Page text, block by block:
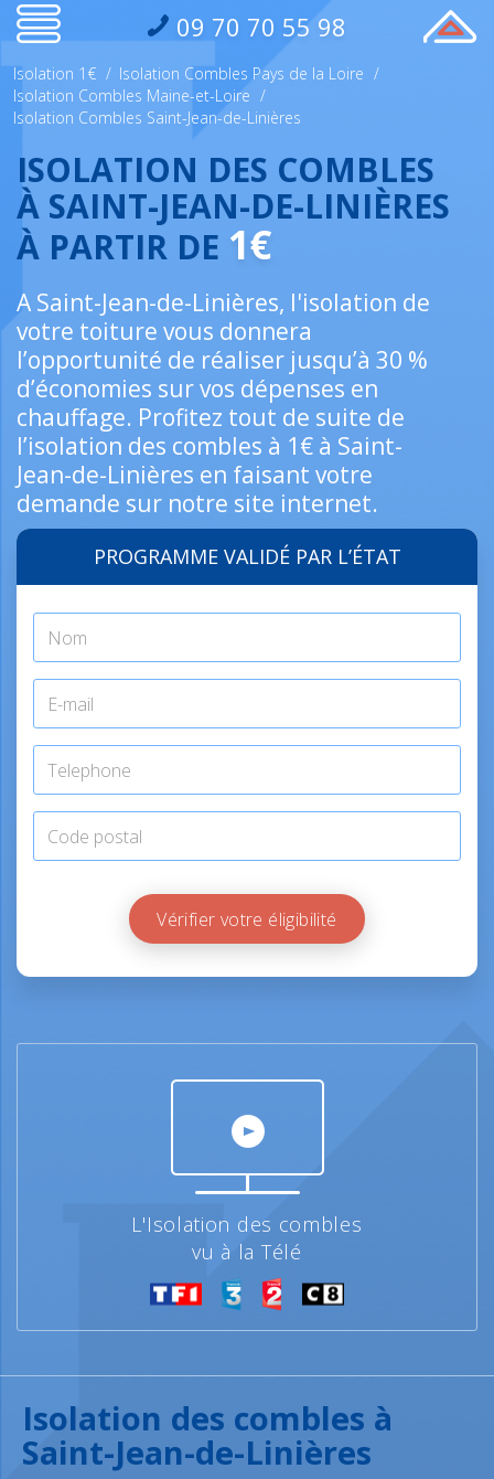
09 70 70 55 98
Isolation 1€ / Isolation Combles Pays de la Loire /
Isolation Combles Maine-et-Loire /
Isolation Combles Saint-Jean-de-Linières
ISOLATION DES COMBLES
À SAINT-JEAN-DE-LINIÈRES
À PARTIR DE 1€
A Saint-Jean-de-Linières, l'isolation de
votre toiture vous donnera
l’opportunité de réaliser jusqu’à 30 %
d’économies sur vos dépenses en
chauffage. Profitez tout de suite de
l’isolation des combles à 1€ à Saint-
Jean-de-Linières en faisant votre
demande sur notre site internet.
PROGRAMME VALIDÉ PAR L’ÉTAT
Vérifier votre éligibilité
L'Isolation des combles
vu à la Télé
Isolation des combles à
Saint-Jean-de-Linières